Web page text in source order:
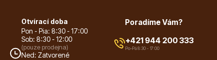
Otvírací doba
Pon - Pia: 8:30 - 17:00
Sob: 8:30 - 12:00
(pouze prodejna)
Ned: Zatvorené
Poradíme Vám?
+421 944 200 333
Po-Pá 8:30 - 17:00